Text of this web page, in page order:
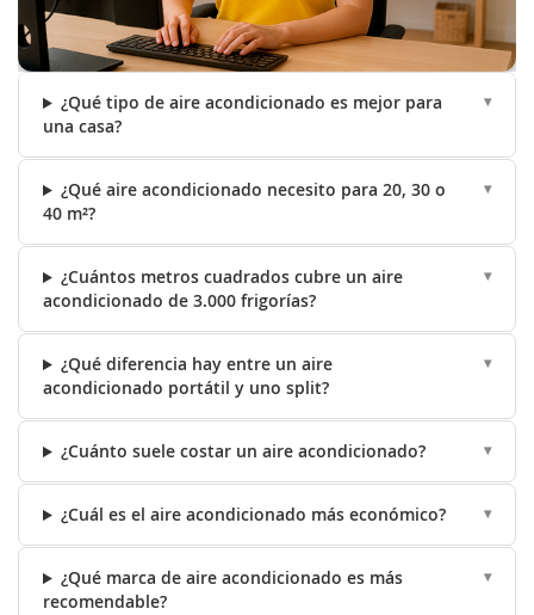
¿Qué tipo de aire acondicionado es mejor para
una casa?
¿Qué aire acondicionado necesito para 20, 30 o
40 m²?
¿Cuántos metros cuadrados cubre un aire
acondicionado de 3.000 frigorías?
¿Qué diferencia hay entre un aire
acondicionado portátil y uno split?
¿Cuánto suele costar un aire acondicionado?
¿Cuál es el aire acondicionado más económico?
¿Qué marca de aire acondicionado es más
recomendable?